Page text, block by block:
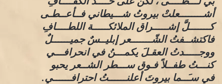
أشــــــــعلتْ بيروتُ شـــيطاني فــأعــطـى
كـــــــلَّ إشـــــراق الملائكـــــة اللطــــافِ
فاكتشــفتُ الشّـــــــعر إبليــسٌ جميــــــلٌ
ووجـــــدتُ العقـلَ يكمـــنُ في انحرافـــي
كنـــتُ طفــلاً فـوق ســـطر الشــعر يحبو
في سـَــما بيروتَ أعلنــــــتُ احترافــــــي.